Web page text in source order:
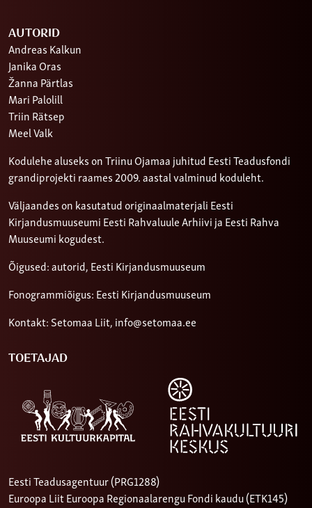
AUTORID
Andreas Kalkun
Janika Oras
Žanna Pärtlas
Mari Palolill
Triin Rätsep
Meel Valk
Kodulehe aluseks on Triinu Ojamaa juhitud Eesti Teadusfondi
grandiprojekti raames 2009. aastal valminud koduleht.
Väljaandes on kasutatud originaalmaterjali Eesti
Kirjandusmuuseumi Eesti Rahvaluule Arhiivi ja Eesti Rahva
Muuseumi kogudest.
Õigused: autorid, Eesti Kirjandusmuuseum
Fonogrammiõigus: Eesti Kirjandusmuuseum
Kontakt: Setomaa Liit, info@setomaa.ee
TOETAJAD
Eesti Teadusagentuur (PRG1288)
Euroopa Liit Euroopa Regionaalarengu Fondi kaudu (ETK145)